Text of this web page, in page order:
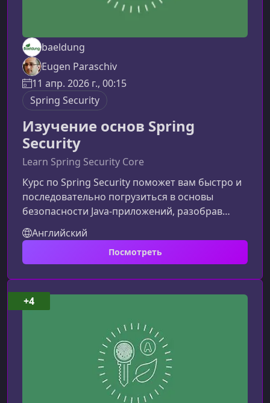
baeldung
Eugen Paraschiv
11 апр. 2026 г., 00:15
Spring Security
Изучение основ Spring
Security
Learn Spring Security Core
Курс по Spring Security поможет вам быстро и
последовательно погрузиться в основы
безопасности Java‑приложений, разобрав
ключевые механизмы на простых и
практических примерах. Материал
ориентирован на разработчиков, которые
не просто повторять конфигурации.Что вы
изучите в этом курсеОбновлённая структура
материала делает обучение более
прозрачным и удобным. Каждый модуль
раскрывает отдельный аспект
Английский
Посмотреть
+4